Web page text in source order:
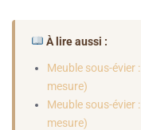
À lire aussi :
Meuble sous-évier
mesure)
Meuble sous-évier
mesure)